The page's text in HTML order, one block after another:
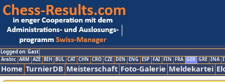
Logged on: Gast
Arabic ARM AZE BIH BUL CAT CHN CRO CZE DEN ENG ESP FAI FIN FRA GER GRE INA
Home TurnierDB Meisterschaft Foto-Galerie Meldekartei